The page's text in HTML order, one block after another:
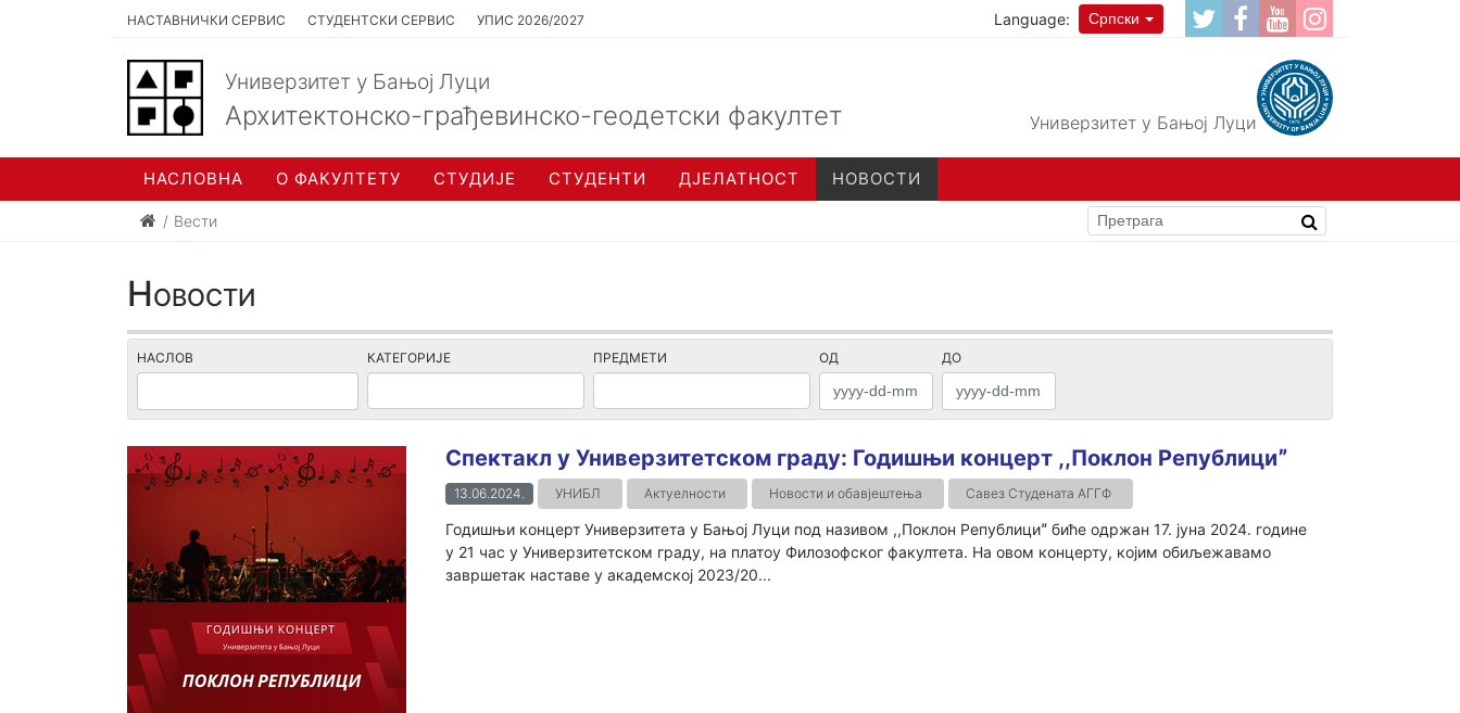
НАСТАВНИЧКИ СЕРВИС СТУДЕНТСКИ СЕРВИС УПИС 2026/2027 Language: Српски
Универзитет у Бањој Луци
Архитектонско-грађевинско-геодетски факултет Универзитет у Бањој Луци
НАСЛОВНА О ФАКУЛТЕТУ СТУДИЈЕ СТУДЕНТИ ДЈЕЛАТНОСТ НОВОСТИ
Вести
Новости
НАСЛОВ КАТЕГОРИЈЕ ПРЕДМЕТИ ОД ДО
Спектакл у Универзитетском граду: Годишњи концерт ,,Поклон Републициˮ
13.06.2024. УНИБЛ Актуелности Новости и обавјештења Савез Студената АГГФ
Годишњи концерт Универзитета у Бањој Луци под називом ,,Поклон Републициˮ биће одржан 17. јуна 2024. године
у 21 час у Универзитетском граду, на платоу Филозофског факултета. На овом концерту, којим обиљежавамо
завршетак наставе у академској 2023/20...